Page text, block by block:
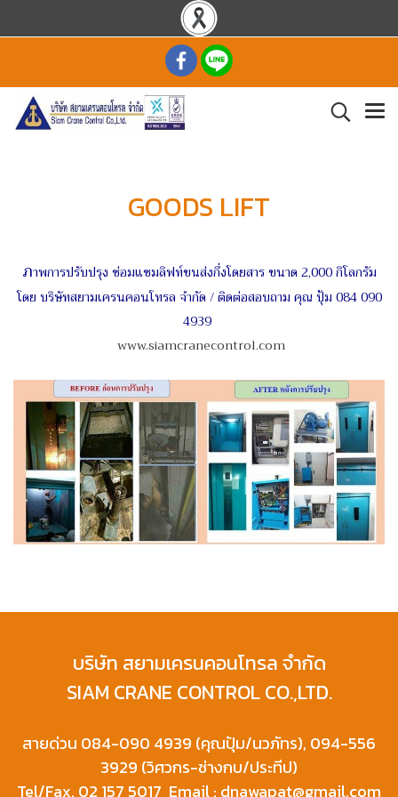
GOODS LIFT
ภาพการปรับปรุง ซ่อมแซมลิฟท์ขนส่งกึ่งโดยสาร ขนาด 2,000 กิโลกรัม
โดย บริษัทสยามเครนคอนโทรล จำกัด / ติดต่อสอบถาม คุณ ปุ้ม 084 090
4939
www.siamcranecontrol.com
บริษัท สยามเครนคอนโทรล จำกัด
SIAM CRANE CONTROL CO.,LTD.
สายด่วน 084-090 4939 (คุณปุ้ม/นวภัทร), 094-556
3929 (วิศวกร-ช่างกบ/ประทีป)
Tel/Fax. 02 157 5017 Email : dnawapat@gmail.com